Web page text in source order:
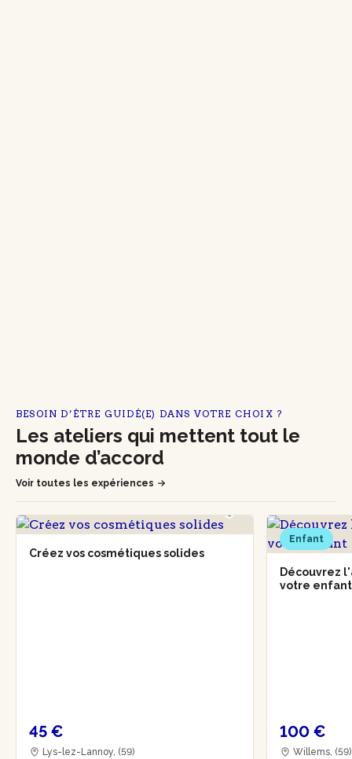
BESOIN D’ÊTRE GUIDÉ(E) DANS VOTRE CHOIX ?
Les ateliers qui mettent tout le
monde d’accord
Voir toutes les expériences
Créez vos cosmétiques solides
45 €
Lys-lez-Lannoy, (59)
Enfant
Découvrez
votre
100 €
Willems,